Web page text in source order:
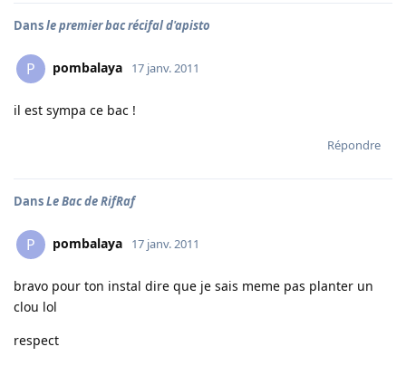
Dansle premier bac récifal d'apisto
P pombalaya 17 janv. 2011
il est sympa ce bac !
Répondre
DansLe Bac de RifRaf
P pombalaya 17 janv. 2011
bravo pour ton instal dire que je sais meme pas planter un
clou lol
respect